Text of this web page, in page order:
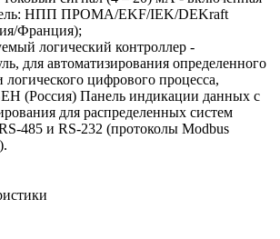
НПП ПРОМА/EKF/IEK/DEKraft
Франция);
логический контроллер -
для автоматизирования определенного
логического цифрового процесса,
(Россия) Панель индикации данных с
для распределенных систем
485 и RS-232 (протоколы Modbus